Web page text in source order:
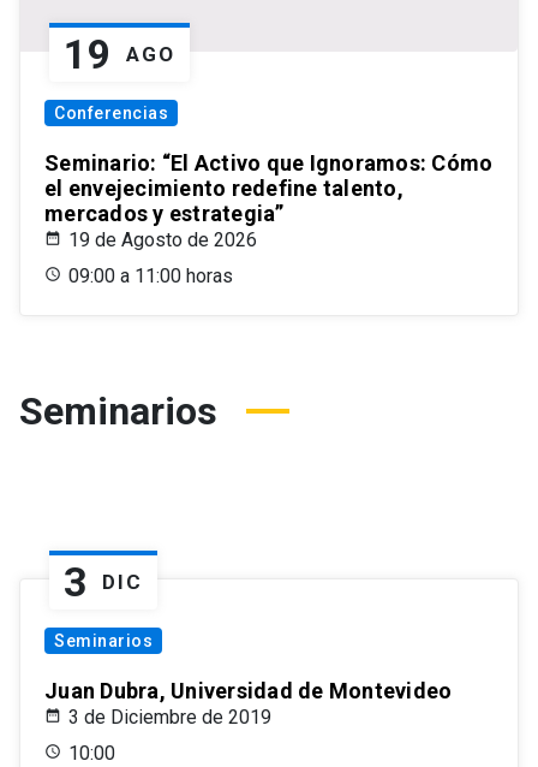
19 AGO
Conferencias
Seminario: “El Activo que Ignoramos: Cómo
el envejecimiento redefine talento,
mercados y estrategia”
19 de Agosto de 2026
09:00 a 11:00 horas
Seminarios
3 DIC
Seminarios
Juan Dubra, Universidad de Montevideo
3 de Diciembre de 2019
10:00